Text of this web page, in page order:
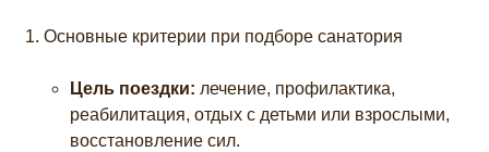
Основные критерии при подборе санатория
Цель поездки: лечение, профилактика,
реабилитация, отдых с детьми или взрослыми,
восстановление сил.